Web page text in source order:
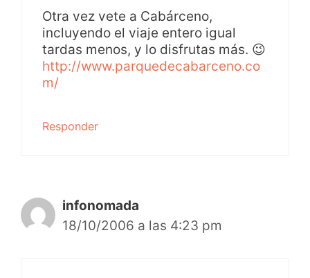
Otra vez vete a Cabárceno,
incluyendo el viaje entero igual
tardas menos, y lo disfrutas más. 😉
http://www.parquedecabarceno.co
m/
Responder
infonomada
18/10/2006 a las 4:23 pm